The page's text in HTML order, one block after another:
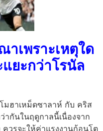
าเพราะเหตุใด
ยะกว่าโรนัล
มฮาเหม็ดซาลาห์ กับ คริส
ากันในฤดูกาลนี้เนื่องจาก
วรจะให้ค่าแรงงานก้อนโต